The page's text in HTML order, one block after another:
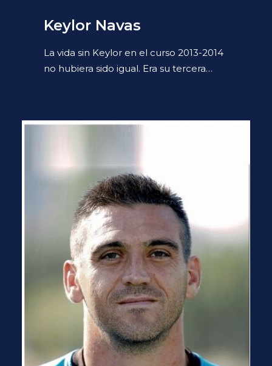
Keylor Navas
La vida sin Keylor en el curso 2013-2014
no hubiera sido igual. Era su tercera…